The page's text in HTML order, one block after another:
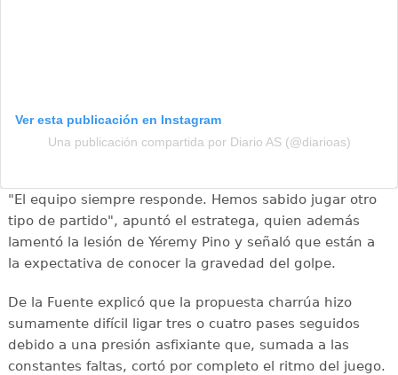
Ver esta publicación en Instagram
Una publicación compartida por Diario AS (@diarioas)
"El equipo siempre responde. Hemos sabido jugar otro
tipo de partido", apuntó el estratega, quien además
lamentó la lesión de Yéremy Pino y señaló que están a
la expectativa de conocer la gravedad del golpe.
De la Fuente explicó que la propuesta charrúa hizo
sumamente difícil ligar tres o cuatro pases seguidos
debido a una presión asfixiante que, sumada a las
constantes faltas, cortó por completo el ritmo del juego.